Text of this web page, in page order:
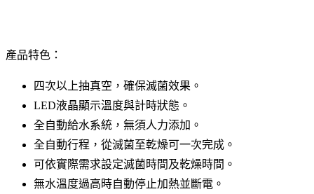
產品特色：
四次以上抽真空，確保滅菌效果。
LED液晶顯示溫度與計時狀態。
全自動給水系統，無須人力添加。
全自動行程，從滅菌至乾燥可一次完成。
可依實際需求設定滅菌時間及乾燥時間。
無水溫度過高時自動停止加熱並斷電。